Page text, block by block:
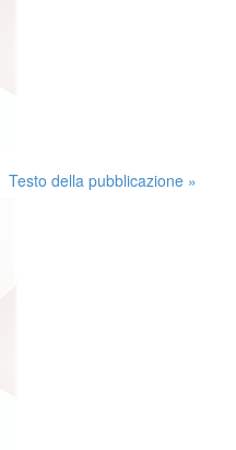
Testo della pubblicazione »